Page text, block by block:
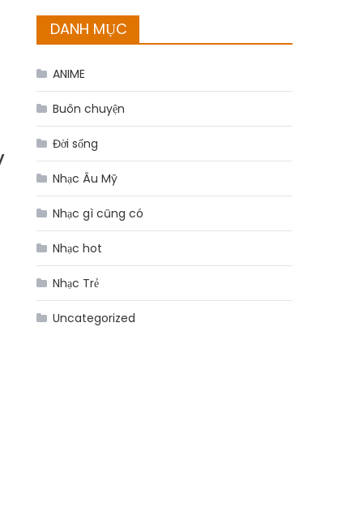
DANH MỤC
ANIME
Buôn chuyện
Đời sống
Nhạc Âu Mỹ
Nhạc gì cũng có
Nhạc hot
Nhạc Trẻ
Uncategorized